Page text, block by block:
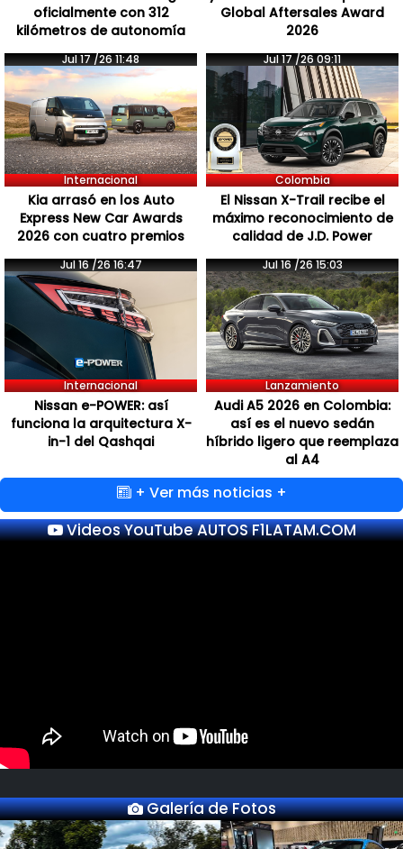
oficialmente con 312
kilómetros de autonomía
Global Aftersales Award
2026
Jul 17 /26 11:48
Internacional
Kia arrasó en los Auto
Express New Car Awards
2026 con cuatro premios
Jul 17 /26 09:11
Colombia
El Nissan X-Trail recibe el
máximo reconocimiento de
calidad de J.D. Power
Jul 16 /26 16:47
Internacional
Nissan e-POWER: así
funciona la arquitectura X-
in-1 del Qashqai
Jul 16 /26 15:03
Lanzamiento
Audi A5 2026 en Colombia:
así es el nuevo sedán
híbrido ligero que reemplaza
al A4
+ Ver más noticias +
Videos YouTube AUTOS F1LATAM.COM
Galería de Fotos